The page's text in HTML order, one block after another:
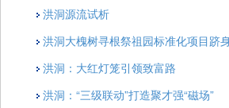
洪洞源流试析
洪洞大槐树寻根祭祖园标准化项目跻
洪洞：大红灯笼引领致富路
洪洞：“三级联动”打造聚才强“磁场”